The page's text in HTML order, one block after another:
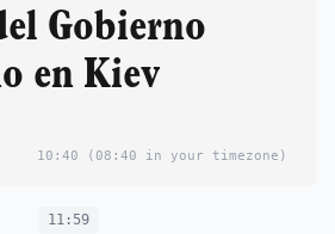
Gobierno
en Kiev
10:40 (08:40 in your timezone)
11:59